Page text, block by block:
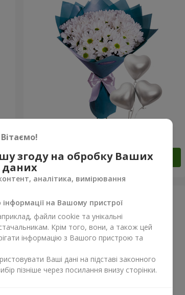
1 554 грн Замовити
Вітаємо!
згоду на обробку Ваших
даних
аналітика, вимірювання
на Вашому пристрої
файли cookie та унікальні
Крім того, вони, а також цей
інформацію з Вашого пристрою та
Ваші дані на підставі законного
пізніше через посилання внизу сторінки.